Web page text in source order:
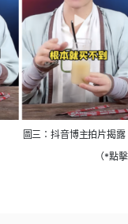
圖三：抖音博主拍片揭
（*點